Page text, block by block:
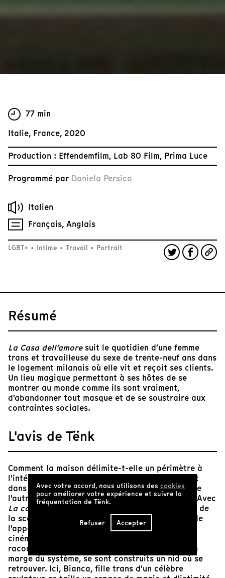
77 min
Italie, France, 2020
Production : Effendemfilm, Lab 80 Film, Prima Luce
Programmé par Daniela Persico
Italien
Français, Anglais
LGBT+ • Intime • Travail • Portrait
Résumé
La Casa dell’amoresuit le quotidien d’une femme
trans et travailleuse du sexe de trente-neuf ans dans
le logement milanais où elle vit et reçoit ses clients.
Un lieu magique permettant à ses hôtes de se
montrer au monde comme ils sont vraiment,
d’abandonner tout masque et de se soustraire aux
contraintes sociales.
L'avis de Tënk
Comment la maison délimite-t-elle un périmètre à
l'intérieur duquel nous nous mettons en scène, et
dans lequel nous sommes protégés du contact de
l'autre par le choix de le laisser entrer ou non ? Avec
La casa dell'amore
, Luca Ferri, auteur prolifique de
la scène underground italienne, clôt la trilogie de
l'appartement qui, à travers différents supports
cinématographiques (de la pellicule à la VHS),
raconte comment des personnages solitaires, en
marge du système, se sont construits un nid où se
retrouver. Ici, Bianca, fille trans d'un célèbre
Avec votre accord, nous utilisons des cookies
pour améliorer votre expérience et suivre la
fréquentation de Tënk.
Refuser Accepter